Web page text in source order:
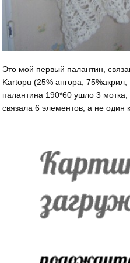
Это мой первый палантин,
Kartopu (25% ангора,
палантина 190*60 ушло 3
связала 6 элементов, а не один